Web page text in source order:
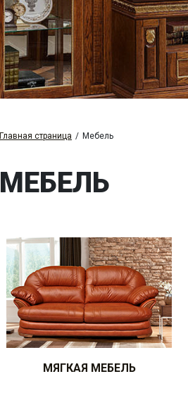
Главная страница / Мебель
МЕБЕЛЬ
МЯГКАЯ МЕБЕЛЬ